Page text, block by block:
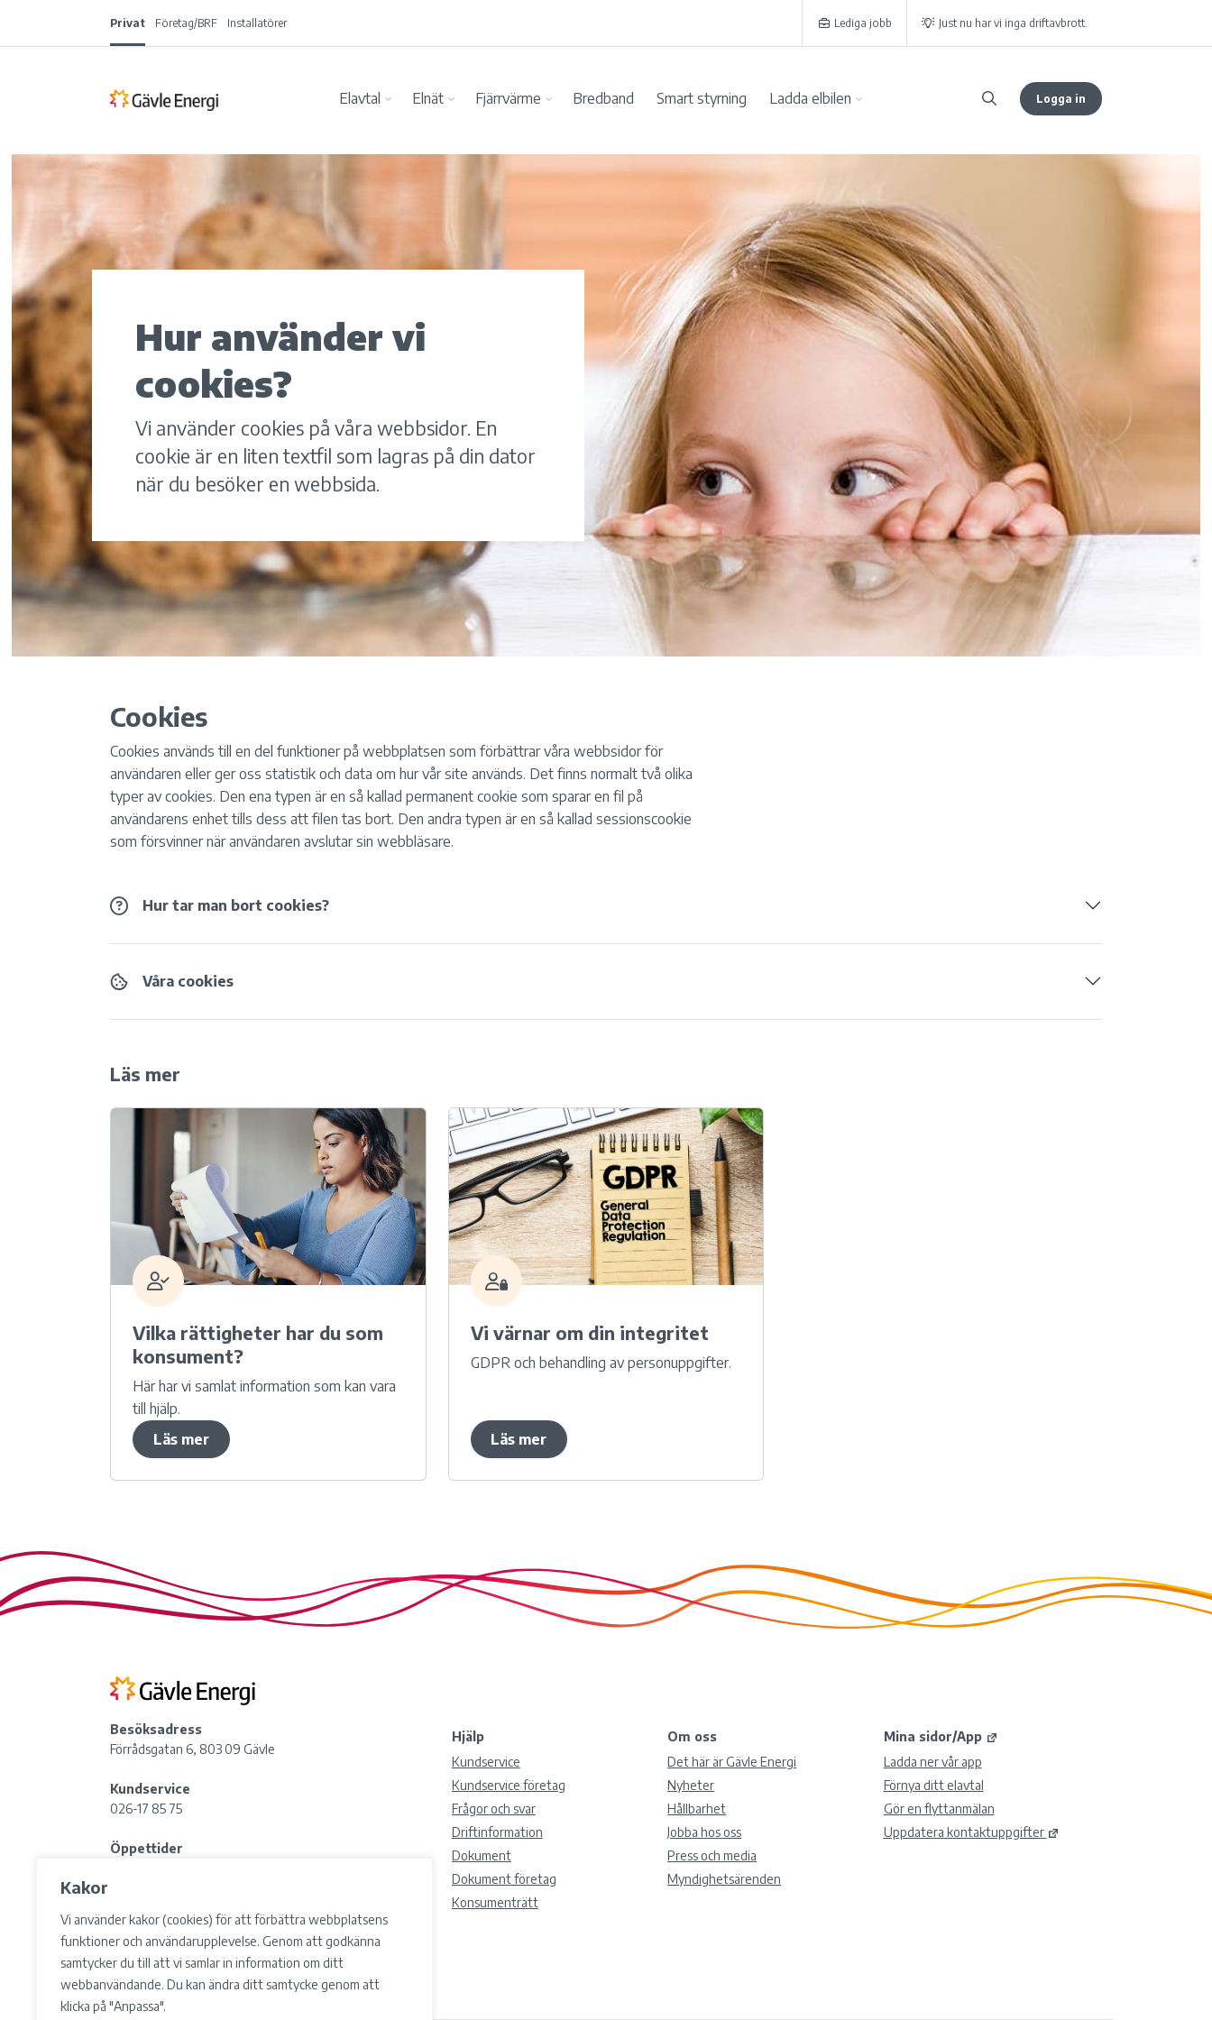
Kakor
Vi använder kakor (cookies) för att förbättra webbplatsens
funktioner och användarupplevelse. Genom att godkänna
samtycker du till att vi samlar in information om ditt
webbanvändande. Du kan ändra ditt samtycke genom att
klicka på "Anpassa".
Privat Företag/BRF Installatörer Lediga jobb Just nu har vi inga driftavbrott.
Elavtal Elnät Fjärrvärme Bredband Smart styrning Ladda elbilen Logga in
Hur använder vi
cookies?
Vi använder cookies på våra webbsidor. En
cookie är en liten textfil som lagras på din dator
när du besöker en webbsida.
Cookies
Cookies används till en del funktioner på webbplatsen som förbättrar våra webbsidor för
användaren eller ger oss statistik och data om hur vår site används. Det finns normalt två olika
typer av cookies. Den ena typen är en så kallad permanent cookie som sparar en fil på
användarens enhet tills dess att filen tas bort. Den andra typen är en så kallad sessionscookie
som försvinner när användaren avslutar sin webbläsare.
Hur tar man bort cookies?
Våra cookies
Läs mer
Vilka rättigheter har du som
konsument?
Här har vi samlat information som kan vara
till hjälp.
Läs mer
Vi värnar om din integritet
GDPR och behandling av personuppgifter.
Läs mer
Besöksadress
Förrådsgatan 6, 803 09 Gävle
Kundservice
026-17 85 75
Öppettider
Postadress
Box 783, 801 29 Gävle
Information in other languages
Hjälp
Kundservice
Kundservice företag
Frågor och svar
Driftinformation
Dokument
Dokument företag
Konsumenträtt
Om oss
Det här är Gävle Energi
Nyheter
Hållbarhet
Jobba hos oss
Press och media
Myndighetsärenden
Mina sidor/App
Ladda ner vår app
Förnya ditt elavtal
Gör en flyttanmälan
Uppdatera kontaktuppgifter